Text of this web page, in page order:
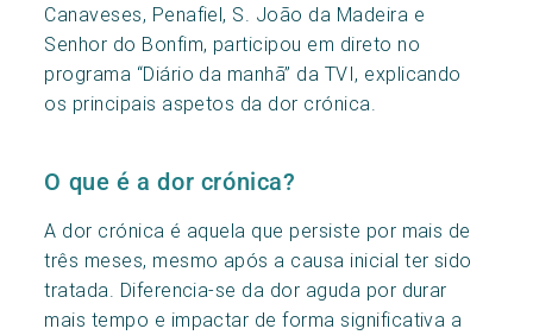
Canaveses, Penafiel, S. João da Madeira e
Senhor do Bonfim, participou em direto no
programa “Diário da manhã” da TVI, explicando
os principais aspetos da dor crónica.
O que é a dor crónica?
A dor crónica é aquela que persiste por mais de
três meses, mesmo após a causa inicial ter sido
tratada. Diferencia-se da dor aguda por durar
mais tempo e impactar de forma significativa a